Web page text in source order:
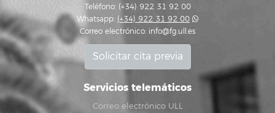
Teléfono: (+34) 922 31 92 00
Whatsapp: (+34) 922 31 92 00
Correo electrónico: info@fg.ull.es
Solicitar cita previa
Servicios telemáticos
Correo electrónico ULL